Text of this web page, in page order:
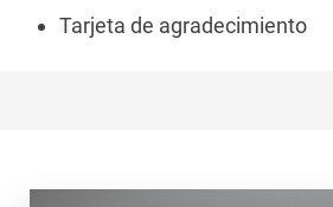
Tarjeta de agradecimiento